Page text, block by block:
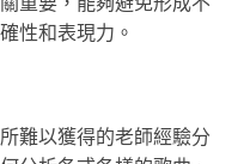
重要，能夠避免形成不
性和表現力。
難以獲得的老師經驗分